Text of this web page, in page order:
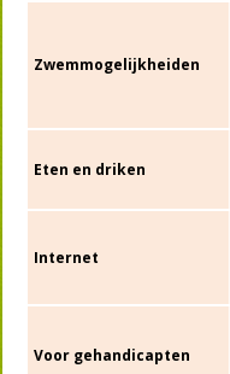
Zwemmogelijkheiden
Eten en driken
Internet
Voor gehandicapten